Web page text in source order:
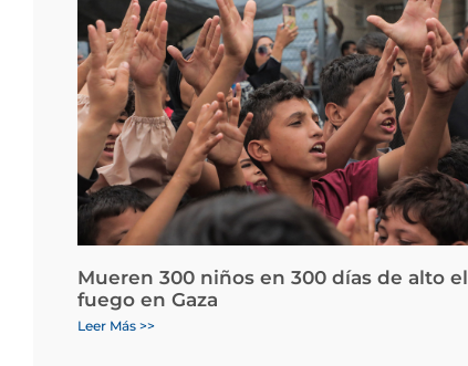
Mueren 300 niños en 300 días de alto el
fuego en Gaza
Leer Más >>